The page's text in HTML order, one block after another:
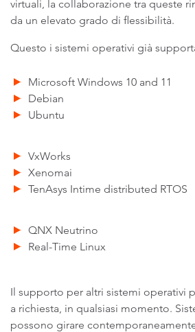
virtuali, la collaborazione tra queste
da un elevato grado di flessibilità.
Questo i sistemi operativi già
Microsoft Windows 10 and 11
Debian
Ubuntu
VxWorks
Xenomai
TenAsys Intime distributed RTOS
QNX Neutrino
Real-Time Linux
Il supporto per altri sistemi operativi
a richiesta, in qualsiasi momento.
possono girare